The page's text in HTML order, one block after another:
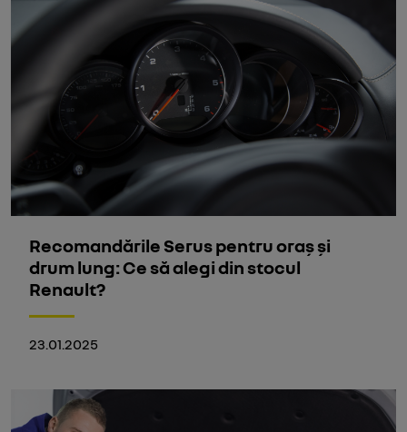
Recomandările Serus pentru oraș și
drum lung: Ce să alegi din stocul
Renault?
23.01.2025